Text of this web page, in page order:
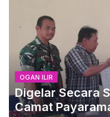
OGAN ILIR
Digelar Secara
Camat